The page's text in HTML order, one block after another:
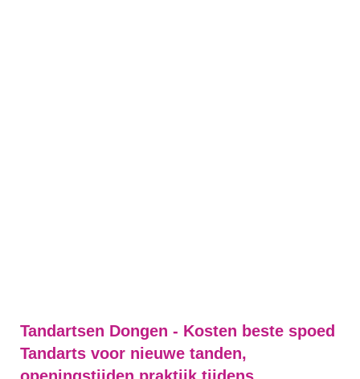
Tandartsen Dongen - Kosten beste spoed
Tandarts voor nieuwe tanden,